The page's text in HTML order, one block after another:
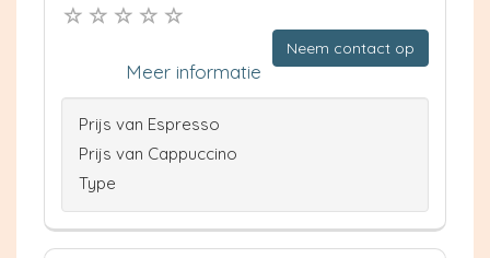
Neem contact op
Meer informatie
Prijs van Espresso
Prijs van Cappuccino
Type